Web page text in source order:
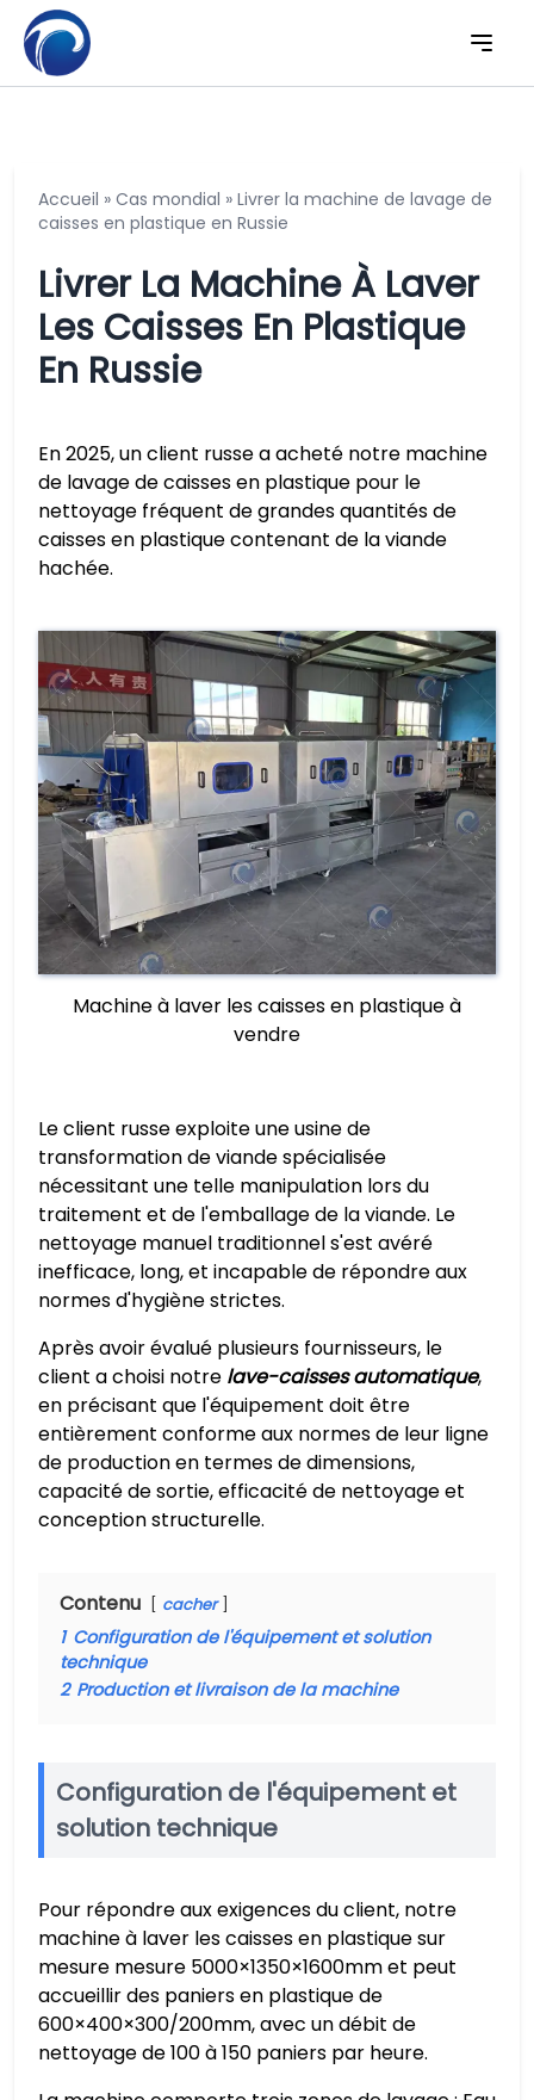
Accueil » Cas mondial » Livrer la machine de lavage de
caisses en plastique en Russie
Livrer La Machine À Laver
Les Caisses En Plastique
En Russie
En 2025, un client russe a acheté notre machine
de lavage de caisses en plastique pour le
nettoyage fréquent de grandes quantités de
caisses en plastique contenant de la viande
hachée.
Machine à laver les caisses en plastique à
vendre
Le client russe exploite une usine de
transformation de viande spécialisée
nécessitant une telle manipulation lors du
traitement et de l'emballage de la viande. Le
nettoyage manuel traditionnel s'est avéré
inefficace, long, et incapable de répondre aux
normes d'hygiène strictes.
Après avoir évalué plusieurs fournisseurs, le
client a choisi notre lave-caisses automatique,
en précisant que l'équipement doit être
entièrement conforme aux normes de leur ligne
de production en termes de dimensions,
capacité de sortie, efficacité de nettoyage et
conception structurelle.
Contenu cacher
1 Configuration de l'équipement et solution
technique
2 Production et livraison de la machine
Configuration de l'équipement et
solution technique
Pour répondre aux exigences du client, notre
machine à laver les caisses en plastique sur
mesure mesure 5000×1350×1600mm et peut
accueillir des paniers en plastique de
600×400×300/200mm, avec un débit de
nettoyage de 100 à 150 paniers par heure.